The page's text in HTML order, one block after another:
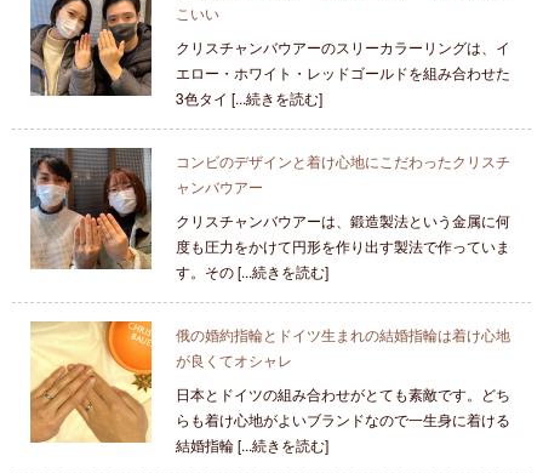
こいい
クリスチャンバウアーのスリーカラーリングは、イ
エロー・ホワイト・レッドゴールドを組み合わせた
3色タイ [...続きを読む]
コンビのデザインと着け心地にこだわったクリスチ
ャンバウアー
クリスチャンバウアーは、鍛造製法という金属に何
度も圧力をかけて円形を作り出す製法で作っていま
す。その [...続きを読む]
俄の婚約指輪とドイツ生まれの結婚指輪は着け心地
が良くてオシャレ
日本とドイツの組み合わせがとても素敵です。どち
らも着け心地がよいブランドなので一生身に着ける
結婚指輪 [...続きを読む]